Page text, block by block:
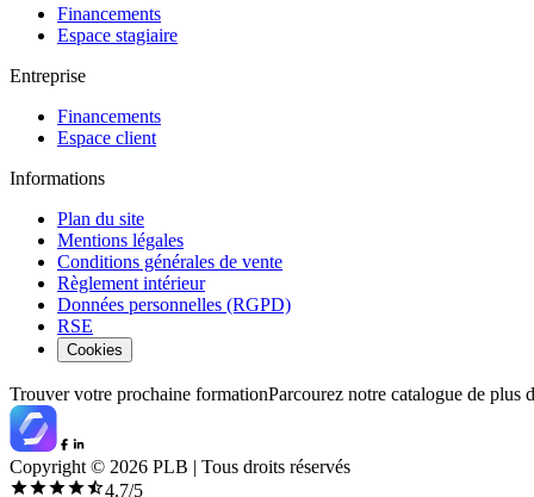
Financements
Espace stagiaire
Entreprise
Financements
Espace client
Informations
Plan du site
Mentions légales
Conditions générales de vente
Règlement intérieur
Données personnelles (RGPD)
RSE
Cookies
Trouver votre prochaine formationParcourez notre catalogue de plus
Copyright © 2026 PLB | Tous droits réservés
4.7/5